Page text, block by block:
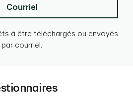
Courriel
à être téléchargés ou envoyés
par courriel.